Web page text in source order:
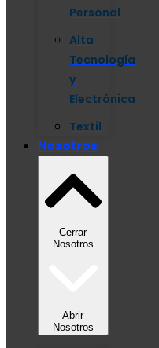
Personal
Alta
Tecnología
y
Electrónica
Textil
Nosotros
Cerrar
Nosotros
Abrir
Nosotros